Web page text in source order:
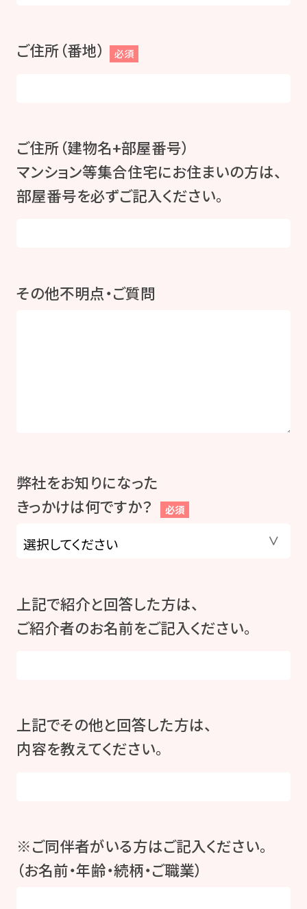
ご住所（番地） 必須
ご住所（建物名+部屋番号）
マンション等集合住宅にお住まいの方は、
部屋番号を必ずご記入ください。
その他不明点・ご質問
弊社をお知りになった
きっかけは何ですか？
必須
上記で紹介と回答した方は、
ご紹介者のお名前をご記入ください。
上記でその他と回答した方は、
内容を教えてください。
※ご同伴者がいる方はご記入ください。
（お名前・年齢・続柄・ご職業）